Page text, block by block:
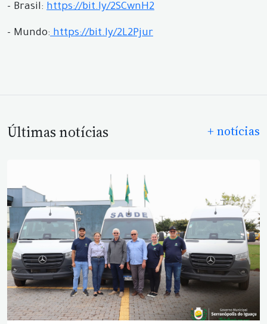
- Brasil: https://bit.ly/2SCwnH2
- Mundo:https://bit.ly/2L2Pjur
Últimas notícias + notícias